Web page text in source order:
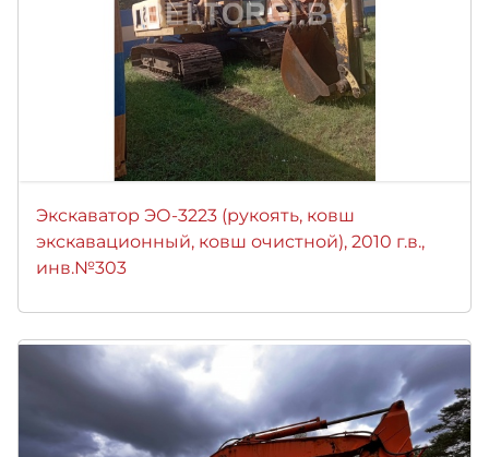
Экскаватор ЭО-3223 (рукоять, ковш
экскавационный, ковш очистной), 2010 г.в.,
инв.№303